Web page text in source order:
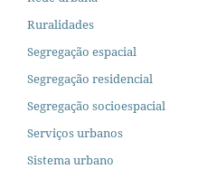
Ruralidades
Segregação espacial
Segregação residencial
Segregação socioespacial
Serviços urbanos
Sistema urbano